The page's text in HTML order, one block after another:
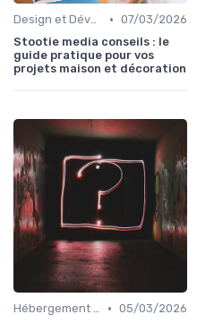
Design et Développement Web • 07/03/2026
Stootie media conseils : le
guide pratique pour vos
projets maison et décoration
Hébergement et Maintenance Web • 05/03/2026